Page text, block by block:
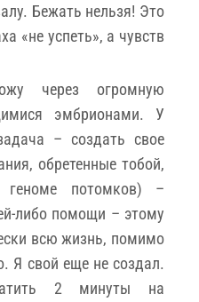
Бежать нельзя! Это
«не успеть», а чувств
через огромную
эмбрионами. У
– создать свое
обретенные тобой,
геноме потомков) –
либо помощи – этому
всю жизнь, помимо
Я свой еще не создал.
2 минуты на